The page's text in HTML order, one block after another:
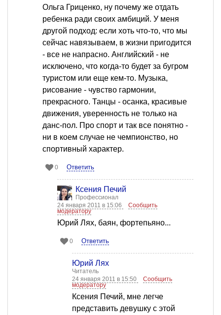
Ольга Гриценко, ну почему же отдать
ребенка ради своих амбиций. У меня
другой подход: если хоть что-то, что мы
сейчас навязываем, в жизни пригодится
- все не напрасно. Английский - не
исключено, что когда-то будет за бугром
туристом или еще кем-то. Музыка,
рисование - чувство гармонии,
прекрасного. Танцы - осанка, красивые
движения, уверенность не только на
данс-пол. Про спорт и так все понятно -
ни в коем случае не чемпионство, но
спортивный характер.
0 Ответить
Ксения Печий
Профессионал
24 января 2011 в 15:06
Сообщить
модератору
Юрий Лях, баян, фортепьяно...
0 Ответить
Юрий Лях
Читатель
24 января 2011 в 15:50
Сообщить
модератору
Ксения Печий, мне легче
представить девушку с этой